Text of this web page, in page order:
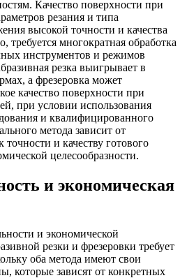
Качество поверхности при
резания и типа
высокой точности и качества
требуется многократная обработка
инструментов и режимов
резка выигрывает в
а фрезеровка может
качество поверхности при
при условии использования
и квалифицированного
метода зависит от
и качеству готового
целесообразности.
и экономическая
и экономической
резки и фрезеровки требует
оба метода имеют свои
которые зависят от конкретных